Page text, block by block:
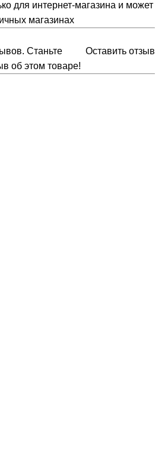
для интернет-магазина и может
магазинах
Оставить отзыв
Станьте
об этом товаре!